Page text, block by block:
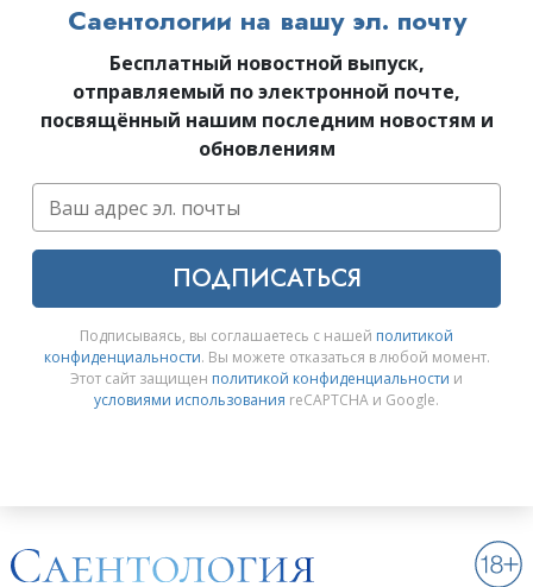
Саентологии на вашу эл. почту
Бесплатный новостной выпуск,
отправляемый по электронной почте,
посвящённый нашим последним новостям и
обновлениям
ПОДПИСАТЬСЯ
Подписываясь, вы соглашаетесь с нашей политикой
конфиденциальности. Вы можете отказаться в любой момент.
Этот сайт защищен политикой конфиденциальности и
условиями использования reCAPTCHA и Google.